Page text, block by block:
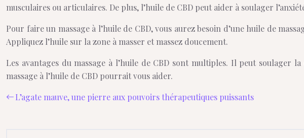
musculaires ou articulaires. De plus, l’huile de CBD peut aider à soulager
Pour faire un massage à l’huile de CBD, vous aurez besoin d’une huile de
Appliquez l’huile sur la zone à masser et massez doucement.
Les avantages du massage à l’huile de CBD sont multiples. Il peut soulager
massage à l’huile de CBD pourrait vous aider.
L’agate mauve, une pierre aux pouvoirs thérapeutiques puissants